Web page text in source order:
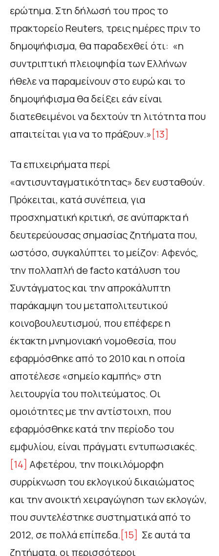
ερώτημα. Στη δήλωσή του προς το
πρακτορείο Reuters, τρεις ημέρες πριν το
δημοψήφισμα, θα παραδεχθεί ότι: «η
συντριπτική πλειοψηφία των Ελλήνων
ήθελε να παραμείνουν στο ευρώ και το
δημοψήφισμα θα δείξει εάν είναι
διατεθειμένοι να δεχτούν τη λιτότητα που
απαιτείται για να το πράξουν.» [13]
Τα επιχειρήματα περί
«αντισυνταγματικότητας» δεν ευσταθούν.
Πρόκειται, κατά συνέπεια, για
προσχηματική κριτική, σε ανύπαρκτα ή
δευτερεύουσας σημασίας ζητήματα που,
ωστόσο, συγκαλύπτει το μείζον: Αφενός,
την πολλαπλή de facto κατάλυση του
Συντάγματος και την απροκάλυπτη
παράκαμψη του μεταπολιτευτικού
κοινοβουλευτισμού, που επέφερε η
έκτακτη μνημονιακή νομοθεσία, που
εφαρμόσθηκε από το 2010 και η οποία
αποτέλεσε «σημείο καμπής» στη
λειτουργία του πολιτεύματος. Οι
ομοιότητες με την αντίστοιχη, που
εφαρμόσθηκε κατά την περίοδο του
εμφυλίου, είναι πράγματι εντυπωσιακές.
[14] Αφετέρου, την ποικιλόμορφη
συρρίκνωση του εκλογικού δικαιώματος
και την ανοικτή χειραγώγηση των εκλογών,
που συντελέστηκε συστηματικά από το
2012, σε πολλά επίπεδα. [15]
Σε αυτά τα
ζητήματα, οι περισσότεροι